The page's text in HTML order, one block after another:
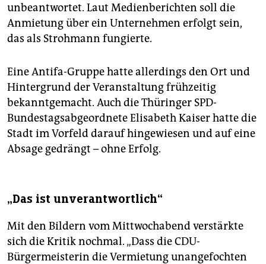
unbeantwortet. Laut Medienberichten soll die
Anmietung über ein Unternehmen erfolgt sein,
das als Strohmann fungierte.
Eine Antifa-Gruppe hatte allerdings den Ort und
Hintergrund der Veranstaltung frühzeitig
bekanntgemacht. Auch die Thüringer SPD-
Bundestagsabgeordnete Elisabeth Kaiser hatte die
Stadt im Vorfeld darauf hingewiesen und auf eine
Absage gedrängt – ohne Erfolg.
„Das ist unverantwortlich“
Mit den Bildern vom Mittwochabend verstärkte
sich die Kritik nochmal. „Dass die CDU-
Bürgermeisterin die Vermietung unangefochten